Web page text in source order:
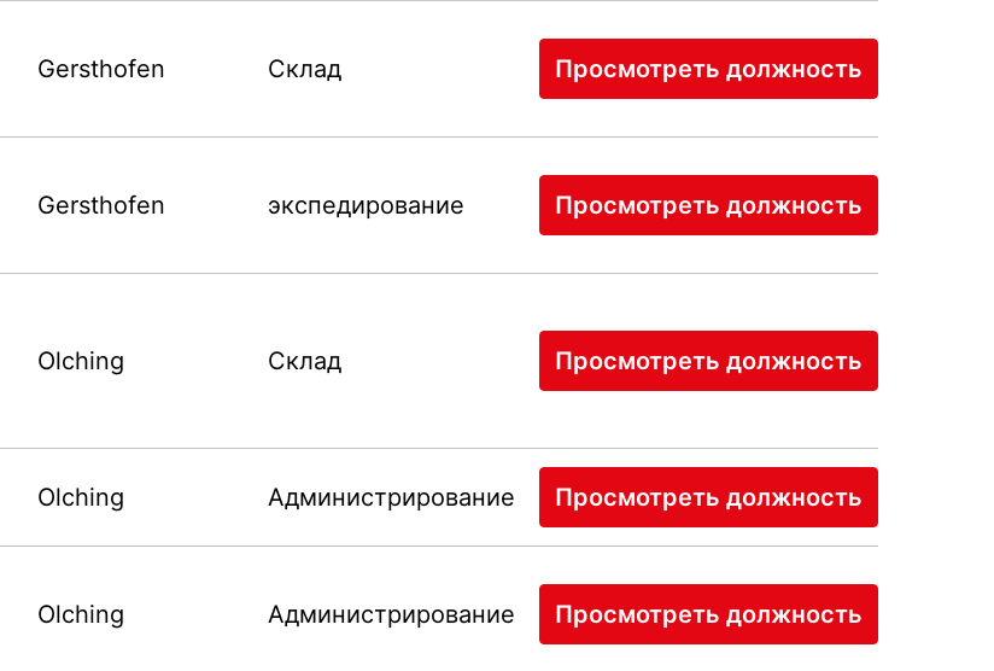
Gersthofen Склад Просмотреть должность
Gersthofen экспедирование Просмотреть должность
Olching Склад Просмотреть должность
Olching Администрирование Просмотреть должность
Olching Администрирование Просмотреть должность